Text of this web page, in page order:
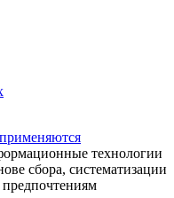
применяются
технологии
сбора, систематизации